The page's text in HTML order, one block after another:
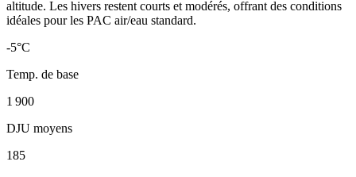
altitude. Les hivers restent courts et modérés, offrant des conditions
idéales pour les PAC air/eau standard.
-5°C
Temp. de base
1 900
DJU moyens
185